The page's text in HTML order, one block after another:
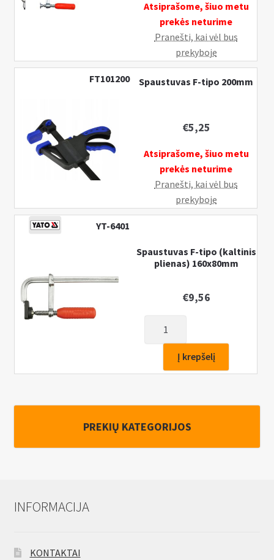
Atsiprašome, šiuo metu
prekės neturime
Pranešti, kai vėl bus
prekyboje
FT101200 Spaustuvas F-tipo 200mm
€5,25
Atsiprašome, šiuo metu
prekės neturime
Pranešti, kai vėl bus
prekyboje
YT-6401
Spaustuvas F-tipo (kaltinis
plienas) 160x80mm
€9,56
Spaustuvas
160x80mm
Į krepšelį
PREKIŲ KATEGORIJOS
INFORMACIJA
KONTAKTAI